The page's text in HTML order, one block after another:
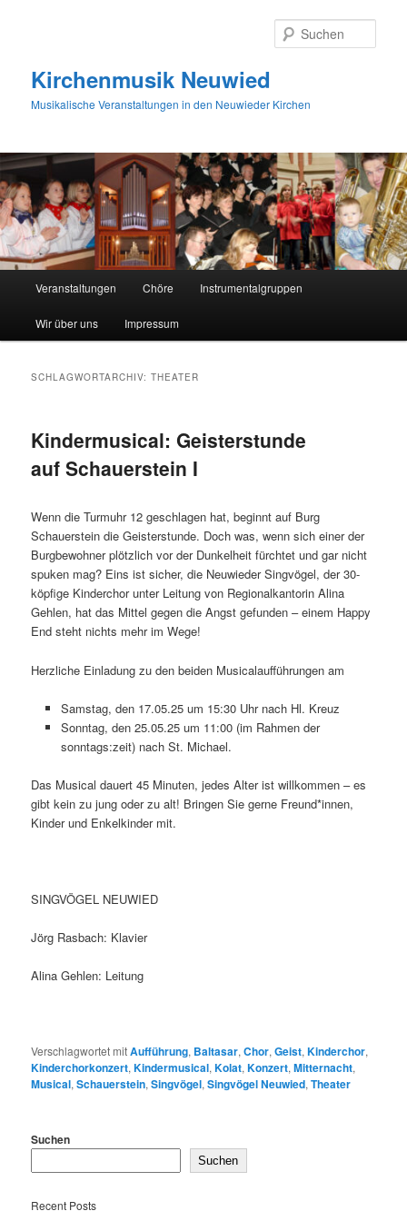
Kirchenmusik Neuwied
Musikalische Veranstaltungen in den Neuwieder Kirchen
Veranstaltungen Chöre Instrumentalgruppen
Wir über uns Impressum
SCHLAGWORTARCHIV:THEATER
Kindermusical: Geisterstunde
auf Schauerstein I
Wenn die Turmuhr 12 geschlagen hat, beginnt auf Burg
Schauerstein die Geisterstunde. Doch was, wenn sich einer der
Burgbewohner plötzlich vor der Dunkelheit fürchtet und gar nicht
spuken mag? Eins ist sicher, die Neuwieder Singvögel, der 30-
köpfige Kinderchor unter Leitung von Regionalkantorin Alina
Gehlen, hat das Mittel gegen die Angst gefunden – einem Happy
End steht nichts mehr im Wege!
Herzliche Einladung zu den beiden Musicalaufführungen am
Samstag, den 17.05.25 um 15:30 Uhr nach Hl. Kreuz
Sonntag, den 25.05.25 um 11:00 (im Rahmen der
sonntags:zeit) nach St. Michael.
Das Musical dauert 45 Minuten, jedes Alter ist willkommen – es
gibt kein zu jung oder zu alt! Bringen Sie gerne Freund*innen,
Kinder und Enkelkinder mit.
SINGVÖGEL NEUWIED
Jörg Rasbach: Klavier
Alina Gehlen: Leitung
Verschlagwortet mitAufführung, Baltasar,Chor,Geist,Kinderchor,
Kinderchorkonzert,Kindermusical,Kolat,Konzert,Mitternacht,
Musical,Schauerstein,Singvögel,Singvögel Neuwied,Theater
Suchen
Suchen
Recent Posts